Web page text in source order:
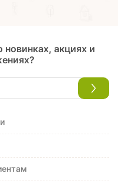
новинках, акциях и